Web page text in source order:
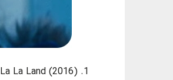
La La Land (2016)